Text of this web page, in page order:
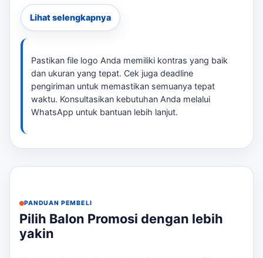
jadwal.
Balon promosi kami adalah pilihan yang sesuai untuk
kebutuhan pemasaran Anda. Dengan berbagai pilihan
ukuran, warna, dan desain, kami dapat menyesuaikan
balon sesuai brief Anda. Proses produksi kami cepat,
dengan estimasi waktu 2-10 hari kerja, sehingga Anda
dapat merencanakan acara Anda dengan lebih baik.
Checklist Produksi Balon Promosi
tujuan acara.
Jadwal pengiriman yang tepat agar balon siap
sebelum acara.
Lihat selengkapnya
Pastikan file logo Anda memiliki kontras yang baik
dan ukuran yang tepat. Cek juga deadline
pengiriman untuk memastikan semuanya tepat
waktu. Konsultasikan kebutuhan Anda melalui
WhatsApp untuk bantuan lebih lanjut.
PANDUAN PEMBELI
Pilih Balon Promosi dengan lebih
yakin